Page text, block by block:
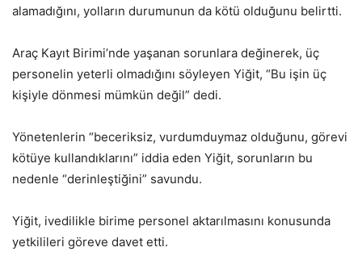
alamadığını, yolların durumunun da kötü olduğunu belirtti.
Araç Kayıt Birimi’nde yaşanan sorunlara değinerek, üç
personelin yeterli olmadığını söyleyen Yiğit, “Bu işin üç
kişiyle dönmesi mümkün değil” dedi.
Yönetenlerin “beceriksiz, vurdumduymaz olduğunu, görevi
kötüye kullandıklarını” iddia eden Yiğit, sorunların bu
nedenle “derinleştiğini” savundu.
Yiğit, ivedilikle birime personel aktarılmasını konusunda
yetkilileri göreve davet etti.